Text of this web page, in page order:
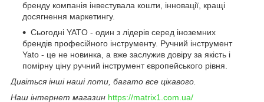
бренду компанія інвестувала кошти, інновації, кращі
досягнення маркетингу.
Сьогодні YATO - один з лідерів серед іноземних
брендів професійного інструменту. Ручний інструмент
Yato - це не новинка, а вже заслужив довіру за якість і
помірну ціну ручний інструмент європейського рівня.
Дивіться інші наші лоти, багато все цікавого.
Наш інтернет магазин https://matrix1.com.ua/